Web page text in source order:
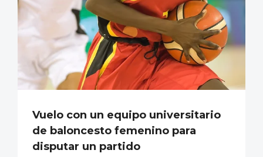
Vuelo con un equipo universitario
de baloncesto femenino para
disputar un partido